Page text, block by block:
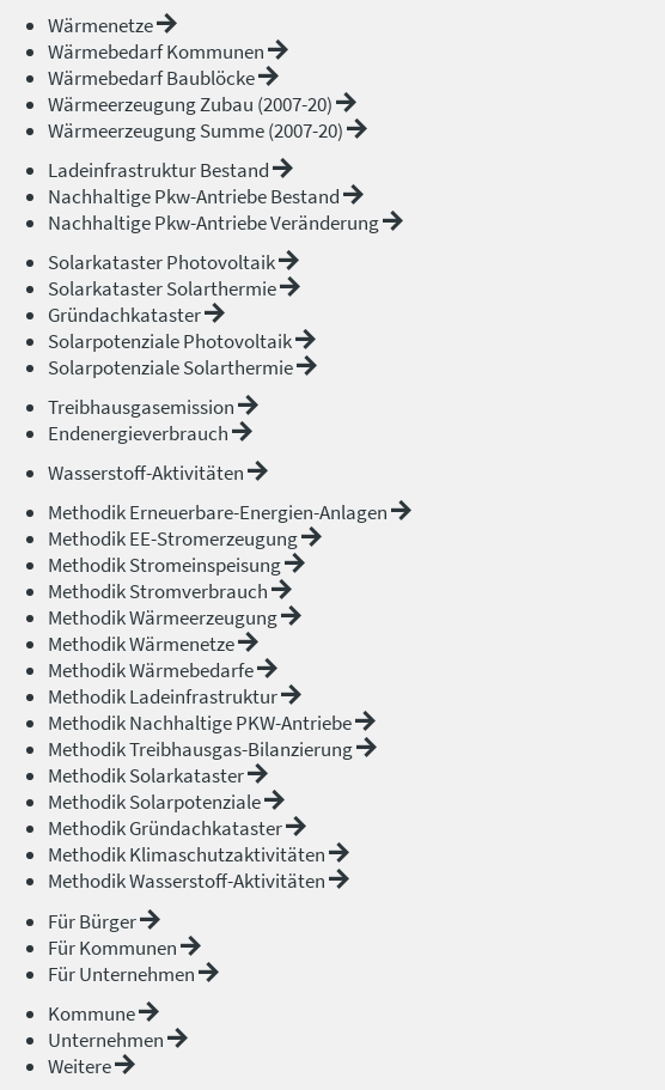
Wärmenetze
Wärmebedarf Kommunen
Wärmebedarf Baublöcke
Wärmeerzeugung Zubau (2007-20)
Wärmeerzeugung Summe (2007-20)
Ladeinfrastruktur Bestand
Nachhaltige Pkw-Antriebe Bestand
Nachhaltige Pkw-Antriebe Veränderung
Solarkataster Photovoltaik
Solarkataster Solarthermie
Gründachkataster
Solarpotenziale Photovoltaik
Solarpotenziale Solarthermie
Treibhausgasemission
Endenergieverbrauch
Wasserstoff-Aktivitäten
Methodik Erneuerbare-Energien-Anlagen
Methodik EE-Stromerzeugung
Methodik Stromeinspeisung
Methodik Stromverbrauch
Methodik Wärmeerzeugung
Methodik Wärmenetze
Methodik Wärmebedarfe
Methodik Ladeinfrastruktur
Methodik Nachhaltige PKW-Antriebe
Methodik Treibhausgas-Bilanzierung
Methodik Solarkataster
Methodik Solarpotenziale
Methodik Gründachkataster
Methodik Klimaschutzaktivitäten
Methodik Wasserstoff-Aktivitäten
Für Bürger
Für Kommunen
Für Unternehmen
Kommune
Unternehmen
Weitere